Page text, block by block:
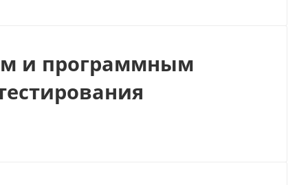
и программным